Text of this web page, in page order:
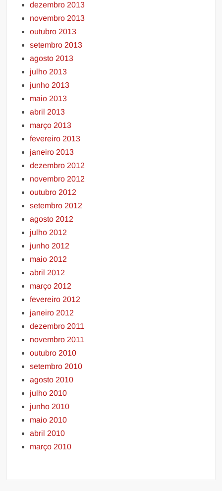
dezembro 2013
novembro 2013
outubro 2013
setembro 2013
agosto 2013
julho 2013
junho 2013
maio 2013
abril 2013
março 2013
fevereiro 2013
janeiro 2013
dezembro 2012
novembro 2012
outubro 2012
setembro 2012
agosto 2012
julho 2012
junho 2012
maio 2012
abril 2012
março 2012
fevereiro 2012
janeiro 2012
dezembro 2011
novembro 2011
outubro 2010
setembro 2010
agosto 2010
julho 2010
junho 2010
maio 2010
abril 2010
março 2010